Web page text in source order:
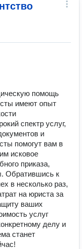
помощь
имеют опыт
спектр услуг,
и
помогут вам в
исковое
приказа,
Обратившись к
в несколько раз,
на юриста за
ваших
услуг
делу и
станет